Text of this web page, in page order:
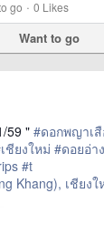
go · 0 Likes
Want to go
59 " #ดอกพญาเสื
ชียงใหม่ #ดอยอ่า
#t
en/
Khang), เชียงใ